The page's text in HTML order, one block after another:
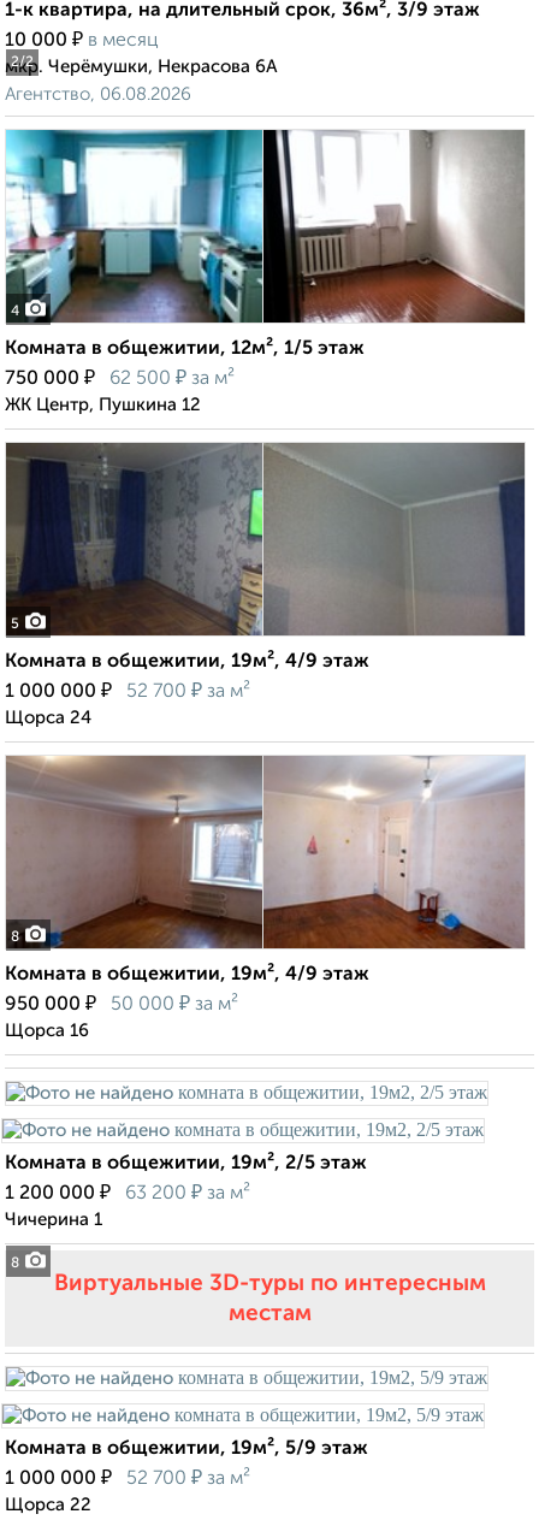
2/2
1-к квартира, на длительный срок, 36м², 3/9 этаж
10 000 ₽ в месяц
мкр. Черёмушки, Некрасова 6А
Агентство, 06.08.2026
4
Комната в общежитии, 12м², 1/5 этаж
750 000 ₽ 62 500 ₽ за м²
ЖК Центр, Пушкина 12
5
Комната в общежитии, 19м², 4/9 этаж
1 000 000 ₽ 52 700 ₽ за м²
Щорса 24
8
Комната в общежитии, 19м², 4/9 этаж
950 000 ₽ 50 000 ₽ за м²
Щорса 16
8
Комната в общежитии, 19м², 2/5 этаж
1 200 000 ₽ 63 200 ₽ за м²
Чичерина 1
Виртуальные 3D-туры по интересным
местам
Комната в общежитии, 19м², 5/9 этаж
1 000 000 ₽ 52 700 ₽ за м²
Щорса 22